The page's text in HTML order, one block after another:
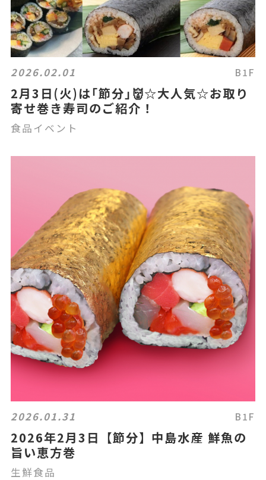
2026.02.01 B1F
2月3日(火)は｢節分｣👹☆大人気☆お取り
寄せ巻き寿司のご紹介！
食品イベント
2026.01.31 B1F
2026年2月3日【節分】中島水産 鮮魚の
旨い恵方巻
生鮮食品